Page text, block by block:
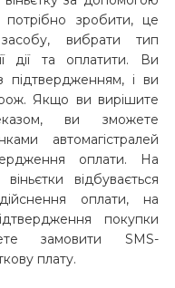
зробити, це
вибрати тип
дії та оплатити. Ви
підтвердженням, і ви
Якщо ви вирішите
ви зможете
автомагістралей
оплати. На
відбувається
оплати, на
покупки
замовити SMS-
плату.